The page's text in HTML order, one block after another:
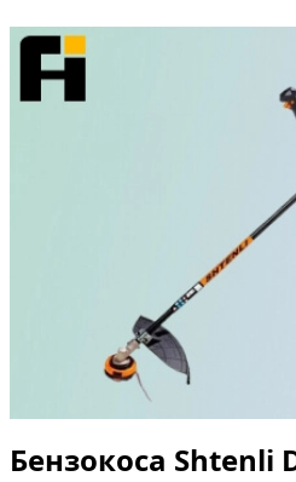
Бензокоса Shtenli